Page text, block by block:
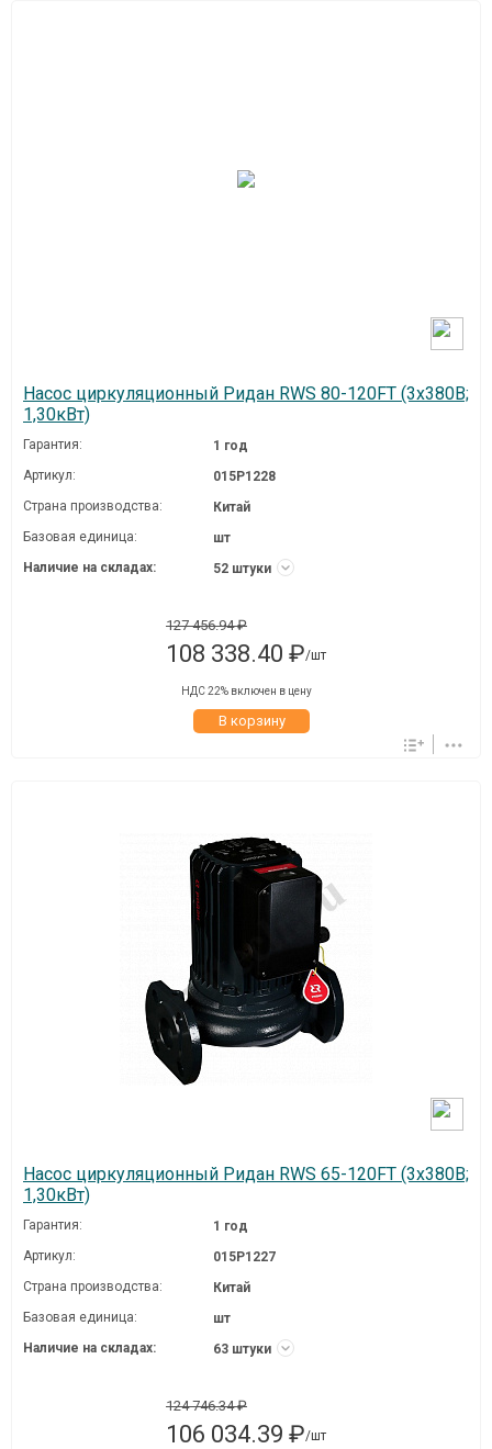
Насос циркуляционный Ридан RWS 80-120FT (3х380В;
1,30кВт)
Гарантия:
1 год
Артикул:
015P1228
Страна производства:
Китай
Базовая единица:
шт
Наличие на складах:
52 штуки
127 456.94 ₽
108 338.40 ₽/шт
НДС 22% включен в цену
В корзину
Насос циркуляционный Ридан RWS 65-120FT (3х380В;
1,30кВт)
Гарантия:
1 год
Артикул:
015P1227
Страна производства:
Китай
Базовая единица:
шт
Наличие на складах:
63 штуки
124 746.34 ₽
106 034.39 ₽/шт